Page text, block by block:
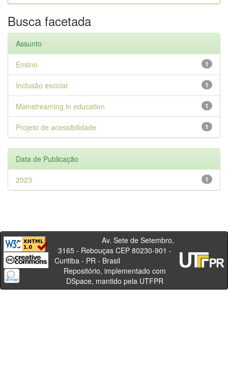
Busca facetada
Assunto
1
Ensino
1
Inclusão escolar
1
Mainstreaming in education
1
Projeto de acessibilidade
Data de Publicação
1
2023
Av. Sete de Setembro,
3165 - Rebouças CEP 80230-901 -
Curitiba - PR - Brasil
Repositório, implementado com
DSpace, mantido pela UTFPR